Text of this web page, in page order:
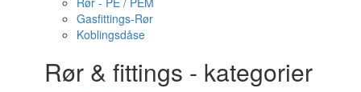
Gasfittings-Rør
Koblingsdåse
Rør & fittings - kategorier